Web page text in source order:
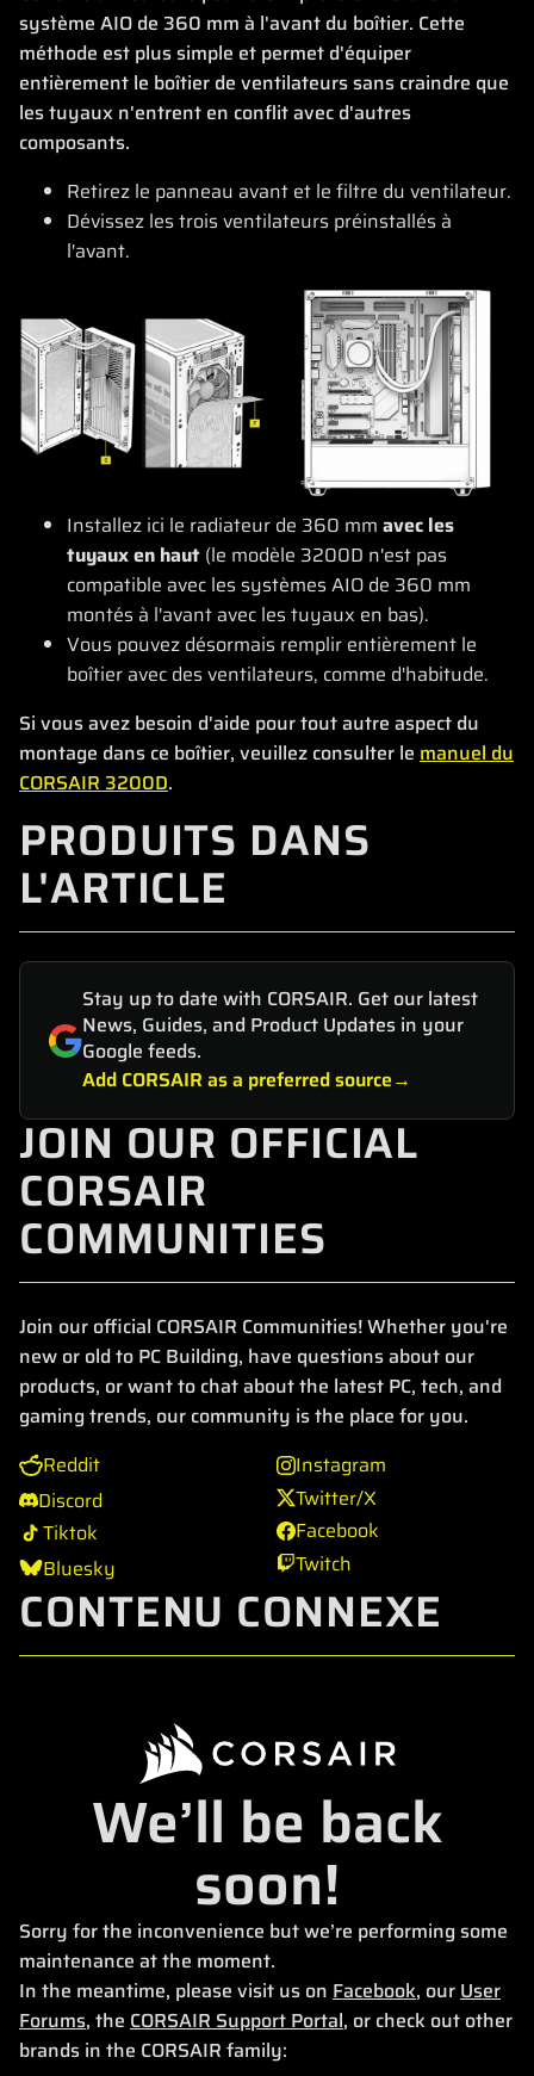
système AIO de 360 mm à l'avant du boîtier. Cette
méthode est plus simple et permet d'équiper
entièrement le boîtier de ventilateurs sans craindre que
les tuyaux n'entrent en conflit avec d'autres
composants.
Retirez le panneau avant et le filtre du ventilateur.
Dévissez les trois ventilateurs préinstallés à
l'avant.
Installez ici le radiateur de 360 mm avec les
tuyaux en haut (le modèle 3200D n'est pas
compatible avec les systèmes AIO de 360 mm
montés à l'avant avec les tuyaux en bas).
Vous pouvez désormais remplir entièrement le
boîtier avec des ventilateurs, comme d'habitude.
Si vous avez besoin d'aide pour tout autre aspect du
montage dans ce boîtier, veuillez consulter le manuel du
CORSAIR 3200D.
PRODUITS DANS
L'ARTICLE
Stay up to date with CORSAIR. Get our latest
News, Guides, and Product Updates in your
Google feeds.
Add CORSAIR as a preferred source
JOIN OUR OFFICIAL
CORSAIR
COMMUNITIES
Join our official CORSAIR Communities! Whether you're
new or old to PC Building, have questions about our
products, or want to chat about the latest PC, tech, and
gaming trends, our community is the place for you.
Reddit
Discord
Tiktok
Bluesky
Instagram
Twitter/X
Facebook
Twitch
CONTENU CONNEXE
We’ll be back
soon!
Sorry for the inconvenience but we’re performing some
maintenance at the moment.
In the meantime, please visit us on Facebook, our User
Forums, the CORSAIR Support Portal, or check out other
brands in the CORSAIR family: